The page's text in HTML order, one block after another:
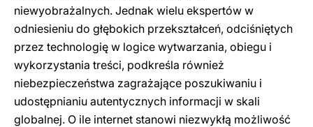
niewyobrażalnych. Jednak wielu ekspertów w
odniesieniu do głębokich przekształceń, odciśniętych
przez technologię w logice wytwarzania, obiegu i
wykorzystania treści, podkreśla również
niebezpieczeństwa zagrażające poszukiwaniu i
udostępnianiu autentycznych informacji w skali
globalnej. O ile internet stanowi niezwykłą możliwość